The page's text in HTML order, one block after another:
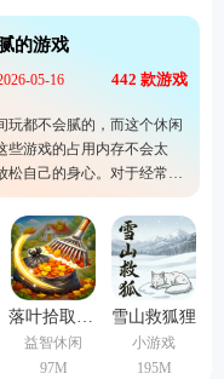
的游戏
05-16 442 款游戏
玩都不会腻的，而这个休闲
些游戏的占用内存不会太
松自己的身心。对于经常长
竟特别方便又没有什么游戏
落叶拾取模拟器手机版
益智休闲
97M
雪山救狐狸
小游戏
195M